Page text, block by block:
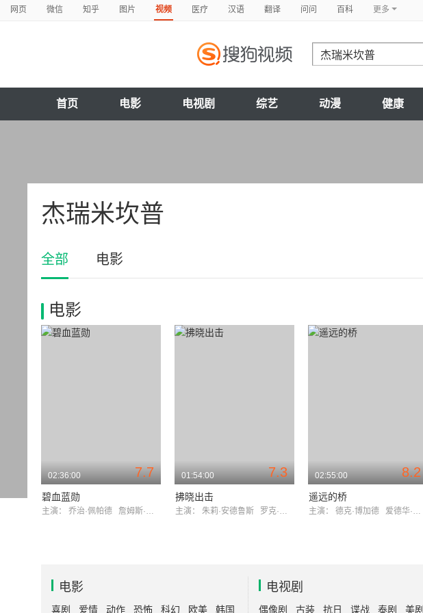
网页 微信 知乎 图片 视频 医疗 汉语 翻译 问问 百科 更多
首页 电影 电视剧 综艺 动漫 健康
杰瑞米坎普
全部 电影
电影
7.7
02:36:00
碧血蓝勋
主演： 乔治·佩帕德 詹姆斯·梅森
7.3
01:54:00
拂晓出击
主演： 朱莉·安德鲁斯 罗克·赫德森
8.2
02:55:00
遥远的桥
主演： 德克·博加德 爱德华·福克斯
电影
喜剧 爱情 动作 恐怖 科幻 欧美 韩国
电视剧
偶像剧 古装 抗日 谍战 泰剧 美剧